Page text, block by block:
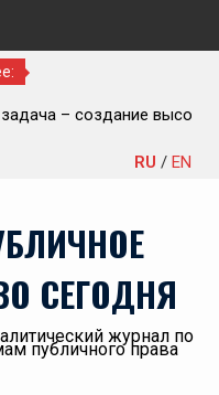
России
RU /EN
СЕГОДНЯ
журнал по
публичного права